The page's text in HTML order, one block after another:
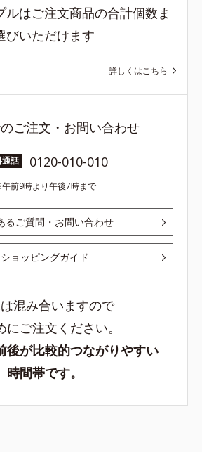
ルはご注文商品の合計個数ま
びいただけます
詳しくはこちら
ご注文・お問い合わせ
通話 0120-010-010
午前9時より午後7時まで
るご質問・お問い合わせ
ショッピングガイド
混み合いますので
にご注文ください。
後が比較的つながりやすい
時間帯です。